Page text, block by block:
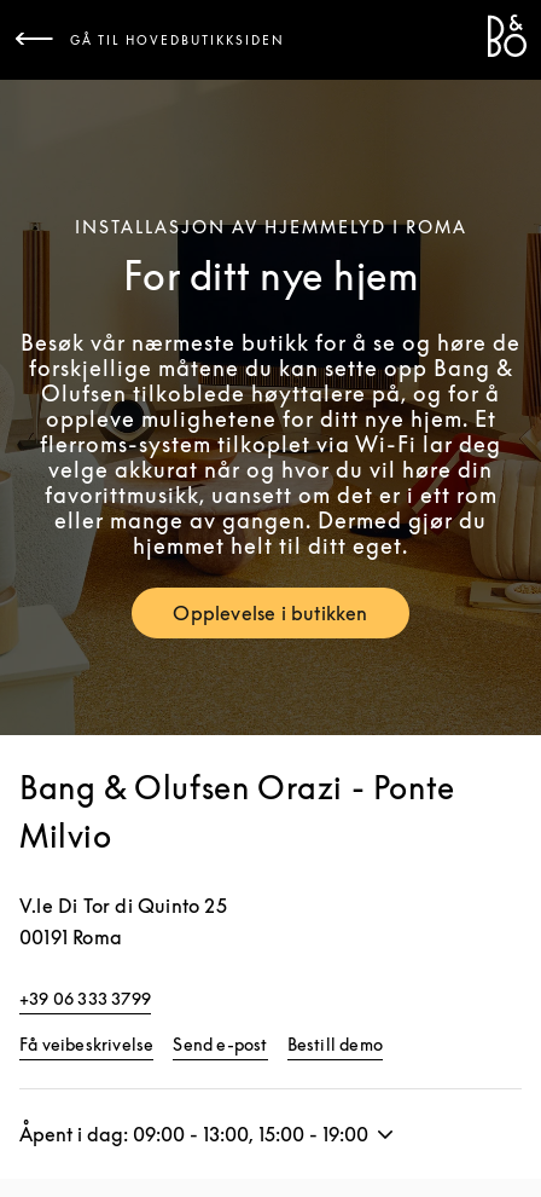
GÅ TIL HOVEDBUTIKKSIDEN
INSTALLASJON AV HJEMMELYD I ROMA
For ditt nye hjem
Besøk vår nærmeste butikk for å se og høre de
forskjellige måtene du kan sette opp Bang &
Olufsen tilkoblede høyttalere på, og for å
oppleve mulighetene for ditt nye hjem. Et
flerroms-system tilkoplet via Wi-Fi lar deg
velge akkurat når og hvor du vil høre din
favorittmusikk, uansett om det er i ett rom
eller mange av gangen. Dermed gjør du
hjemmet helt til ditt eget.
Opplevelse i butikkenLink Opens in New Tab
Bang & Olufsen Orazi - Ponte
Milvio
V.le Di Tor di Quinto 25
00191 Roma
+39 06 333 3799
Få veibeskrivelse Link Opens in New Tab
Send e-post Bestill demo
Åpent i dag: 09:00 - 13:00, 15:00 - 19:00